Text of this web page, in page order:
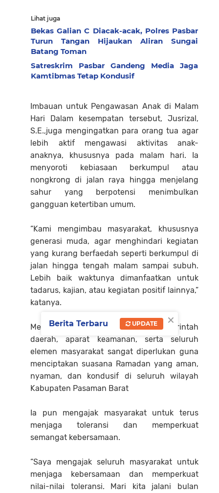
Lihat juga
Bekas Galian C Diacak-acak, Polres Pasbar
Turun Tangan Hijaukan Aliran Sungai
Batang Toman
Satreskrim Pasbar Gandeng Media Jaga
Kamtibmas Tetap Kondusif
‎Imbauan untuk Pengawasan Anak di Malam
Hari Dalam kesempatan tersebut, Jusrizal,
S.E.,juga mengingatkan para orang tua agar
lebih aktif mengawasi aktivitas anak-
anaknya, khususnya pada malam hari. Ia
menyoroti kebiasaan berkumpul atau
nongkrong di jalan raya hingga menjelang
sahur yang berpotensi menimbulkan
gangguan ketertiban umum.
‎“Kami mengimbau masyarakat, khususnya
generasi muda, agar menghindari kegiatan
yang kurang berfaedah seperti berkumpul di
jalan hingga tengah malam sampai subuh.
Lebih baik waktunya dimanfaatkan untuk
tadarus, kajian, atau kegiatan positif lainnya,”
katanya.
‎Menurutnya, sinergi antara pemerintah
daerah, aparat keamanan, serta seluruh
elemen masyarakat sangat diperlukan guna
menciptakan suasana Ramadan yang aman,
nyaman, dan kondusif di seluruh wilayah
Kabupaten Pasaman Barat
‎Ia pun mengajak masyarakat untuk terus
menjaga toleransi dan memperkuat
semangat kebersamaan.
‎“Saya mengajak seluruh masyarakat untuk
menjaga kebersamaan dan memperkuat
nilai-nilai toleransi. Mari kita jalani bulan
×
Berita Terbaru UPDATE